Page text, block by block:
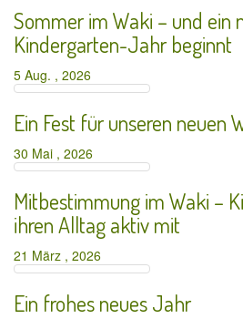
Sommer im Waki – und ein
Kindergarten-Jahr beginnt
5 Aug. , 2026
Ein Fest für unseren neuen
30 Mai , 2026
Mitbestimmung im Waki –
ihren Alltag aktiv mit
21 März , 2026
Ein frohes neues Jahr